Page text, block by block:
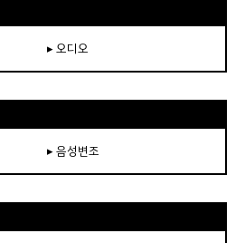
▸ 오디오
▸ 음성변조